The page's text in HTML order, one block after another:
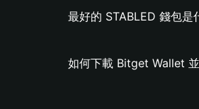
最好的 STABLED 錢包是
如何下載 Bitget Wallet